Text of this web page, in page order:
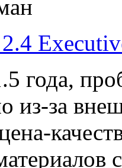
года,
из-за